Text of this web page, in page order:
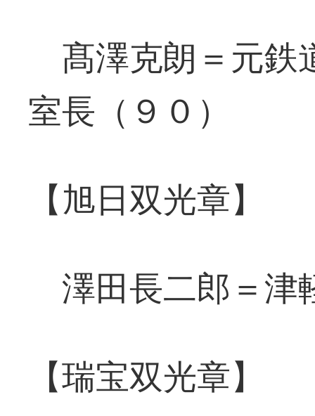
髙澤克朗＝元鉄
室長（９０）
【旭日双光章】
澤田長二郎＝津
【瑞宝双光章】